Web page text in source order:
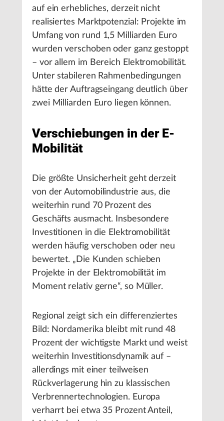
auf ein erhebliches, derzeit nicht
realisiertes Marktpotenzial: Projekte im
Umfang von rund 1,5 Milliarden Euro
wurden verschoben oder ganz gestoppt
– vor allem im Bereich Elektromobilität.
Unter stabileren Rahmenbedingungen
hätte der Auftragseingang deutlich über
zwei Milliarden Euro liegen können.
Verschiebungen in der E-
Mobilität
Die größte Unsicherheit geht derzeit
von der Automobilindustrie aus, die
weiterhin rund 70 Prozent des
Geschäfts ausmacht. Insbesondere
Investitionen in die Elektromobilität
werden häufig verschoben oder neu
bewertet. „Die Kunden schieben
Projekte in der Elektromobilität im
Moment relativ gerne“, so Müller.
Regional zeigt sich ein differenziertes
Bild: Nordamerika bleibt mit rund 48
Prozent der wichtigste Markt und weist
weiterhin Investitionsdynamik auf –
allerdings mit einer teilweisen
Rückverlagerung hin zu klassischen
Verbrennertechnologien. Europa
verharrt bei etwa 35 Prozent Anteil,